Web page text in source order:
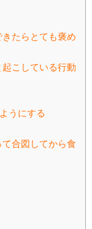
たらとても褒め
こしている行動
うにする
合図してから食